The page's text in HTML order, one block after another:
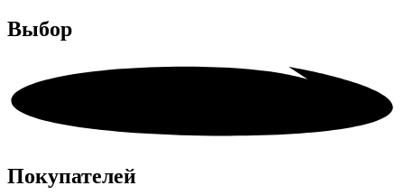
Выбор
Покупателей